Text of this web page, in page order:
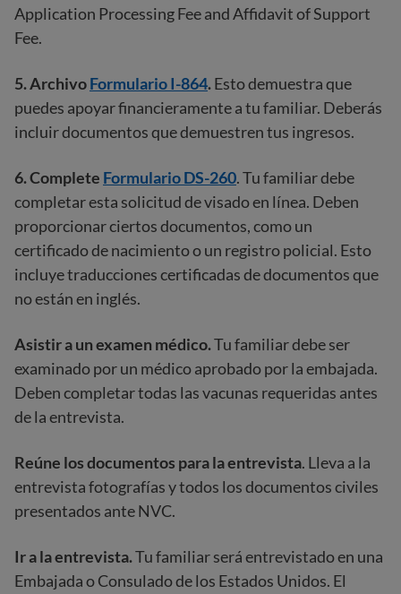
Application Processing Fee and Affidavit of Support
Fee.
5. ArchivoFormulario I-864.Esto demuestra que
puedes apoyar financieramente a tu familiar. Deberás
incluir documentos que demuestren tus ingresos.
6.Complete Formulario DS-260. Tu familiar debe
completar esta solicitud de visado en línea. Deben
proporcionar ciertos documentos, como un
certificado de nacimiento o un registro policial. Esto
incluye traducciones certificadas de documentos que
no están en inglés.
Asistir a un examen médico.Tu familiar debe ser
examinado por un médico aprobado por la embajada.
Deben completar todas las vacunas requeridas antes
de la entrevista.
Reúne los documentos para la entrevista. Lleva a la
entrevista fotografías y todos los documentos civiles
presentados ante NVC.
Ir a la entrevista.Tu familiar será entrevistado en una
Embajada o Consulado de los Estados Unidos. El